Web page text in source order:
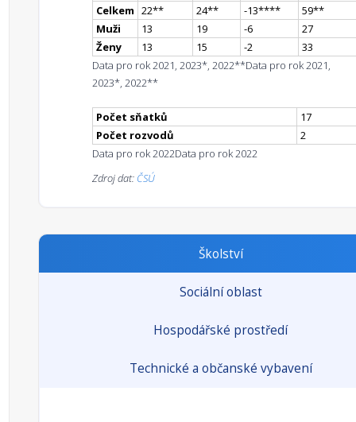
Celkem 22** 24** -13**** 59**
Muži
13 19 -6
27
Ženy
13 15 -2
33
Data pro rok 2021, 2023*, 2022**Data pro rok 2021,
2023*, 2022**
Počet sňatků
17
Počet rozvodů
2
Data pro rok 2022Data pro rok 2022
Zdroj dat: ČSÚ
Školství
Sociální oblast
Hospodářské prostředí
Technické a občanské vybavení